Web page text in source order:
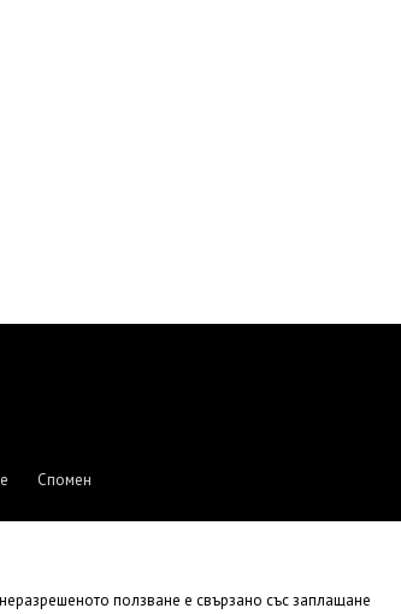
Спомен
ползване е свързано със заплащане